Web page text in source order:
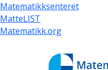
Skip
to
main
Matematikksenteret
MatteLIST
Matematikk.org